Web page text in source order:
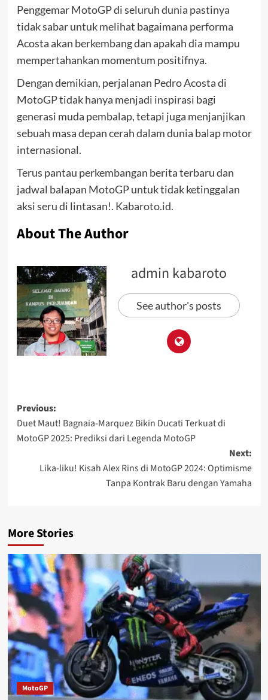
Penggemar MotoGP di seluruh dunia pastinya
tidak sabar untuk melihat bagaimana performa
Acosta akan berkembang dan apakah dia mampu
mempertahankan momentum positifnya.
Dengan demikian, perjalanan Pedro Acosta di
MotoGP tidak hanya menjadi inspirasi bagi
generasi muda pembalap, tetapi juga menjanjikan
sebuah masa depan cerah dalam dunia balap motor
internasional.
Terus pantau perkembangan berita terbaru dan
jadwal balapan MotoGP untuk tidak ketinggalan
aksi seru di lintasan!. Kabaroto.id.
About The Author
admin kabaroto
See author's posts
Previous:
Duet Maut! Bagnaia-Marquez Bikin Ducati Terkuat di
MotoGP 2025: Prediksi dari Legenda MotoGP
Next:
Lika-liku! Kisah Alex Rins di MotoGP 2024: Optimisme
Tanpa Kontrak Baru dengan Yamaha
More Stories
MotoGP